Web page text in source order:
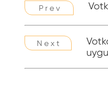
P r e v
N e x t